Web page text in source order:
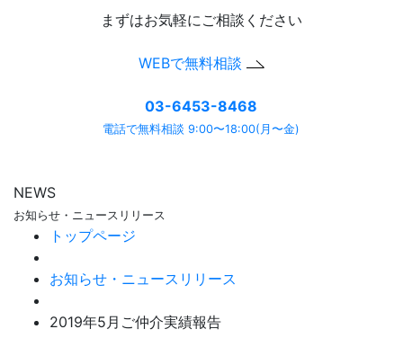
まずはお気軽にご相談ください
WEBで無料相談
03-6453-8468
電話で無料相談 9:00〜18:00(月〜金)
NEWS
お知らせ・ニュースリリース
トップページ
お知らせ・ニュースリリース
2019年5月ご仲介実績報告